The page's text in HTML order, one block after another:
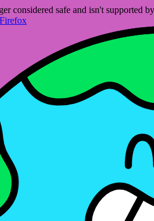
considered safe and isn't supported